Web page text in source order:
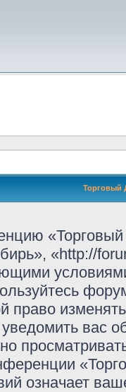
Торговый
«http://
право
вас
означает